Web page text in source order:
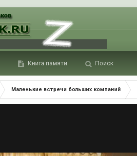
Книга памяти Поиск
Маленькие встречи больших компаний